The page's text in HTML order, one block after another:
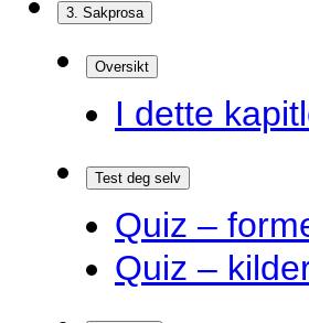
3. Sakprosa
Oversikt
I dette
Test deg selv
Quiz –
Quiz –